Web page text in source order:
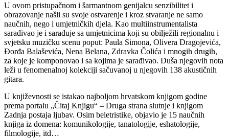
U ovom pristupačnom i šarmantnom genijalcu senzibilitet i
obrazovanje našli su svoje ostvarenje i kroz stvaranje ne samo
naučnih, nego i umjetničkih djela. Kao multiinstrumentalista
sarađivao je i sarađuje sa umjetnicima koji su obilježili regionalnu i
svjetsku muzičku scenu poput: Paula Simona, Olivera Dragojevića,
Đorđa Balaševića, Nena Belana, Zdravka Čolića i mnogih drugih,
za koje je komponovao i sa kojima je sarađivao. Duša njegovih nota
leži u fenomenalnoj kolekciji sačuvanoj u njegovih 138 akustičnih
gitara.
U književnosti se istakao najboljom hrvatskom knjigom godine
prema portalu „Čitaj Knjigu“ – Druga strana slutnje i knjigom
Zadnja postaja ljubav. Osim beletristike, objavio je 15 naučnih
knjiga iz domena: komunikologije, tanatologije, eshatologije,
filmologije, itd…